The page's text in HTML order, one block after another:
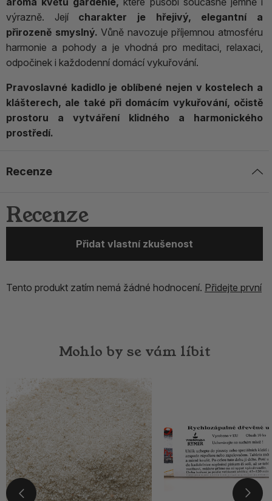
výrazně. Její charakter je hřejivý, elegantní a
přirozeně smyslný. Vůně navozuje příjemnou atmosféru
harmonie a pohody a je vhodná pro meditaci, relaxaci,
odpočinek i každodenní domácí vykuřování.
Pravoslavné kadidlo je oblíbené nejen v kostelech a
klášterech, ale také při domácím vykuřování, očistě
prostoru a vytváření klidného a harmonického
prostředí.
Recenze
Recenze
Přidat vlastní zkušenost
Tento produkt zatím nemá žádné hodnocení. Přidejte první
Mohlo by se vám líbit